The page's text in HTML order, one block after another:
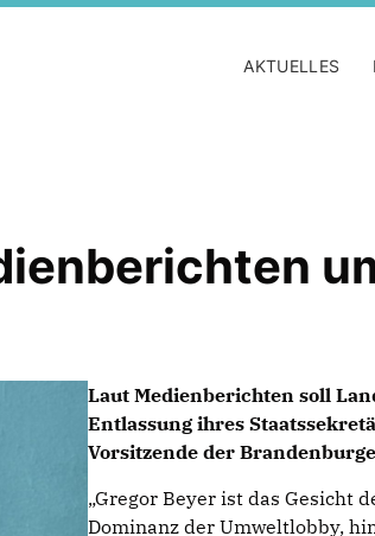
AKTUELLES
Laut Medienberichten soll
Entlassung ihres
Vorsitzende der
Gregor Beyer ist das Gesicht
Dominanz der Umweltlobby,